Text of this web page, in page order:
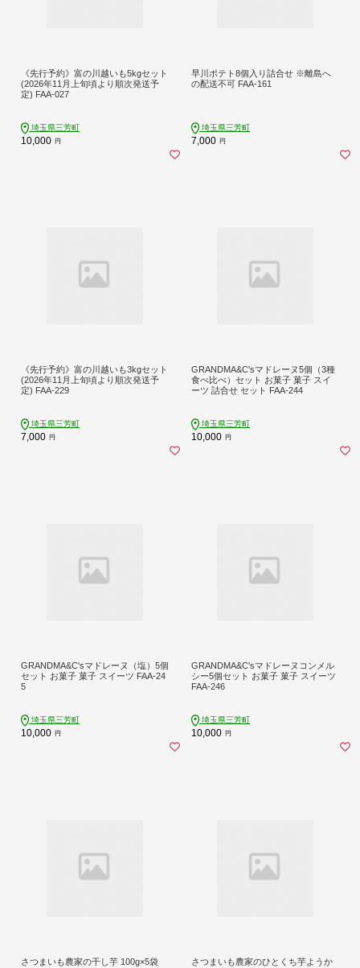
《先行予約》富の川越いも5kgセット
(2026年11月上旬頃より順次発送予
定) FAA-027
埼玉県三芳町
10,000 円
早川ポテト8個入り詰合せ ※離島へ
の配送不可 FAA-161
埼玉県三芳町
7,000 円
《先行予約》富の川越いも3kgセット
(2026年11月上旬頃より順次発送予
定) FAA-229
埼玉県三芳町
7,000 円
GRANDMA&C'sマドレーヌ5個（3種
食べ比べ）セット お菓子 菓子 スイ
ーツ 詰合せ セット FAA-244
埼玉県三芳町
10,000 円
GRANDMA&C'sマドレーヌ（塩）5個
セット お菓子 菓子 スイーツ FAA-24
5
埼玉県三芳町
10,000 円
GRANDMA&C'sマドレーヌコンメル
シー5個セット お菓子 菓子 スイーツ
FAA-246
埼玉県三芳町
10,000 円
さつまいも農家の干し芋 100g×5袋
さつまいも農家のひとくち芋ようか